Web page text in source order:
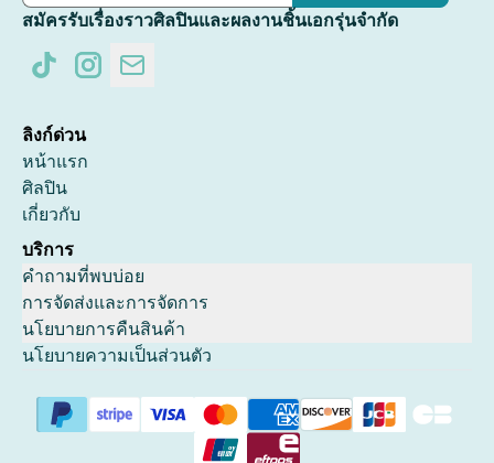
สมัครรับเรื่องราวศิลปินและผลงานชิ้นเอกรุ่นจำกัด
ลิงก์ด่วน
หน้าแรก
ศิลปิน
เกี่ยวกับ
บริการ
คำถามที่พบบ่อย
การจัดส่งและการจัดการ
นโยบายการคืนสินค้า
นโยบายความเป็นส่วนตัว